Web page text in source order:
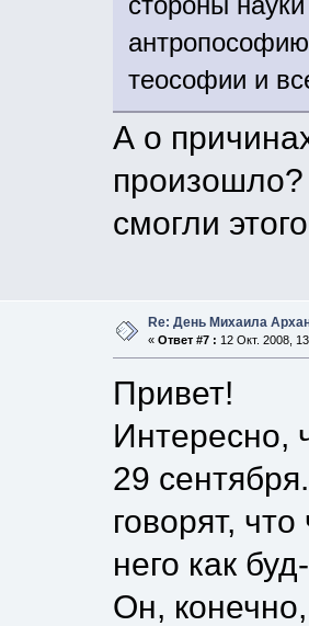
теософии и
А о
смогли
Re: День Михаила
« Ответ #7 : 12 Окт. 2008,
Привет!
Интересно,
29
говорят,
него как
Он,